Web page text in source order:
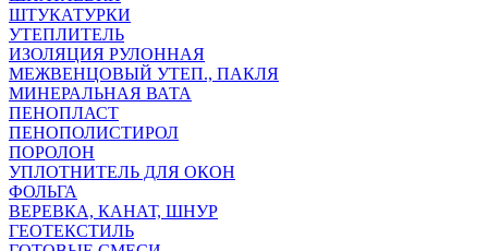
ШТУКАТУРКИ
УТЕПЛИТЕЛЬ
ИЗОЛЯЦИЯ РУЛОННАЯ
МЕЖВЕНЦОВЫЙ УТЕП., ПАКЛЯ
МИНЕРАЛЬНАЯ ВАТА
ПЕНОПЛАСТ
ПЕНОПОЛИСТИРОЛ
ПОРОЛОН
УПЛОТНИТЕЛЬ ДЛЯ ОКОН
ФОЛЬГА
ВЕРЕВКА, КАНАТ, ШНУР
ГЕОТЕКСТИЛЬ